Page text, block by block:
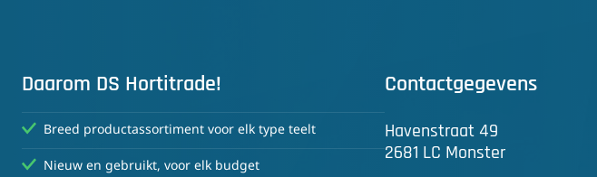
Daarom DS Hortitrade!
Breed productassortiment voor elk type teelt
Nieuw en gebruikt, voor elk budget
Contactgegevens
Havenstraat 49
2681 LC Monster